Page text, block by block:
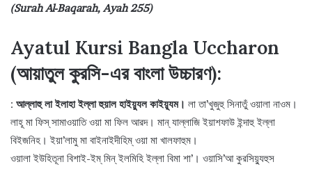
(Surah Al-Baqarah, Ayah 255)
Ayatul Kursi Bangla Uccharon
(আয়াতুল কুরসি-এর বাংলা উচ্চারণ):
: আল্লাহু লা ইলাহা ইল্লা হুয়াল হাইয়্যুল কাইয়্যূম। লা তা’খুজুহু সিনাতুঁ ওয়ালা নাওম।
লাহূ মা ফিস্ সামাওয়াতি ওয়া মা ফিল আরদ। মান্ যাল্লাজি ইয়াশফাউ ইন্দাহু ইল্লা
বিইজনিহ। ইয়া’লামু মা বাইনাইদীহিম্ ওয়া মা খালফাহুম।
ওয়ালা ইউহিতূনা বিশাই-ইম্ মিন্ ইলমিহি ইল্লা বিমা শা’। ওয়াসি’আ কুরসিয়্যুহুস